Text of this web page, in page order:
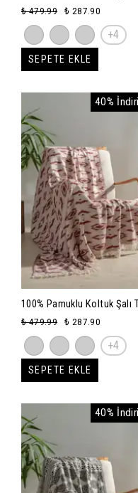
Battaniyesi,130x170 cm
Yüksek Kaliteli Pamuklu
Kumaş - bordo-zebra
₺ 479.99 ₺ 287.90
+4
SEPETE EKLE
40%
100% Pamuklu Koltuk Şalı
Battaniyesi,130x170 cm
Yüksek Kaliteli Pamuklu
Kumaş - bordo-reflaction
₺ 479.99 ₺ 287.90
+4
SEPETE EKLE
40%